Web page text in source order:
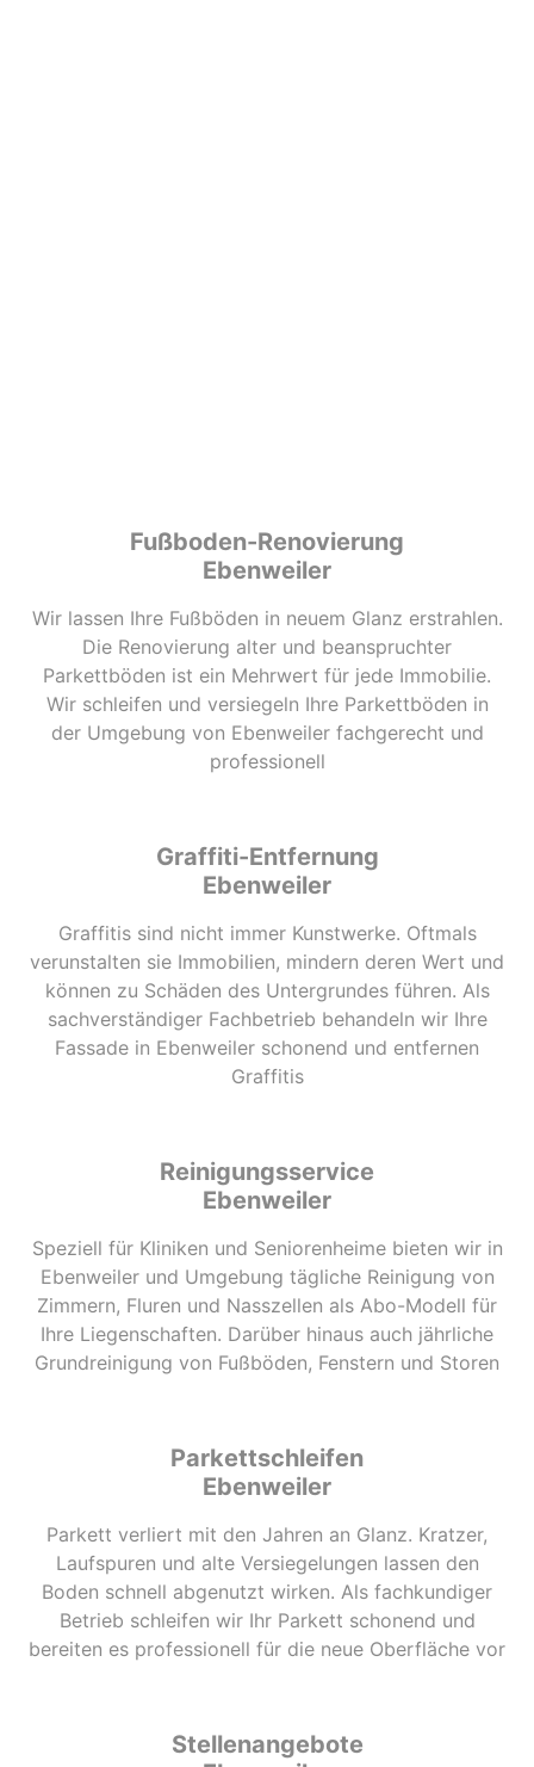
Fußboden-Renovierung
Ebenweiler
Wir lassen Ihre Fußböden in neuem Glanz erstrahlen.
Die Renovierung alter und beanspruchter
Parkettböden ist ein Mehrwert für jede Immobilie.
Wir schleifen und versiegeln Ihre Parkettböden in
der Umgebung von Ebenweiler fachgerecht und
professionell
Graffiti-Entfernung
Ebenweiler
Graffitis sind nicht immer Kunstwerke. Oftmals
verunstalten sie Immobilien, mindern deren Wert und
können zu Schäden des Untergrundes führen. Als
sachverständiger Fachbetrieb behandeln wir Ihre
Fassade in Ebenweiler schonend und entfernen
Graffitis
Reinigungsservice
Ebenweiler
Speziell für Kliniken und Seniorenheime bieten wir in
Ebenweiler und Umgebung tägliche Reinigung von
Zimmern, Fluren und Nasszellen als Abo-Modell für
Ihre Liegenschaften. Darüber hinaus auch jährliche
Grundreinigung von Fußböden, Fenstern und Storen
Parkettschleifen
Ebenweiler
Parkett verliert mit den Jahren an Glanz. Kratzer,
Laufspuren und alte Versiegelungen lassen den
Boden schnell abgenutzt wirken. Als fachkundiger
Betrieb schleifen wir Ihr Parkett schonend und
bereiten es professionell für die neue Oberfläche vor
Stellenangebote